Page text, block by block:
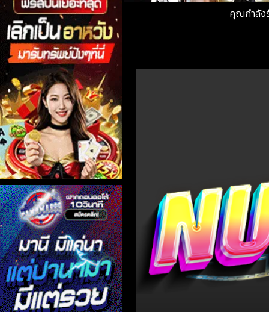
คุณกำลัง